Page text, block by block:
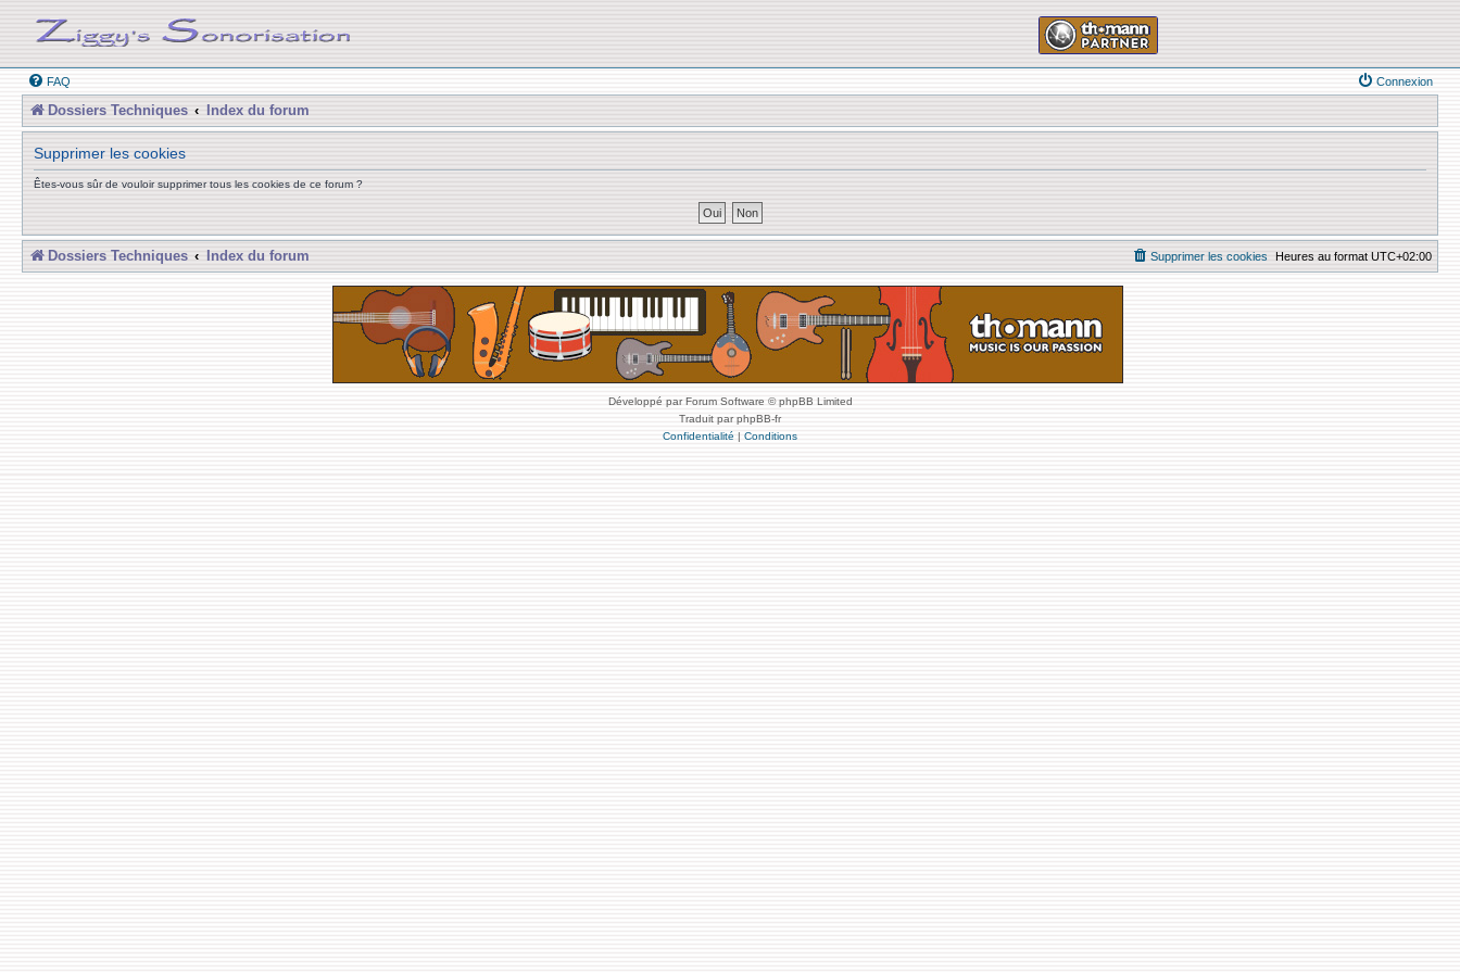
FAQ Connexion
Dossiers Techniques Index du forum
Supprimer les cookies
Êtes-vous sûr de vouloir supprimer tous les cookies de ce forum ?
Dossiers Techniques Index du forum Heures au format UTC+02:00
Supprimer les cookies
Développé par Forum Software © phpBB Limited
Traduit par phpBB-fr
Confidentialité | Conditions